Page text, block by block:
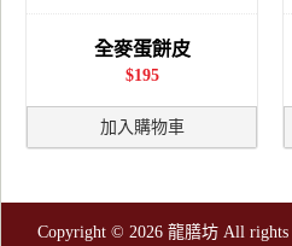
全麥蛋餅皮
$195
加入購物車
Copyright © 2026 龍膳坊 All rights